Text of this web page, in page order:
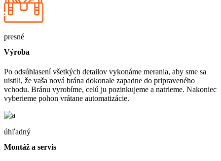
presné
Výroba
Po odsúhlasení všetkých detailov vykonáme merania, aby sme sa
uistili, že vaša nová brána dokonale zapadne do pripraveného
vchodu. Bránu vyrobíme, celú ju pozinkujeme a natrieme. Nakoniec
vyberieme pohon vrátane automatizácie.
úhľadný
Montáž a servis